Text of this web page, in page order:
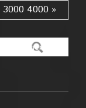
3000 4000 »